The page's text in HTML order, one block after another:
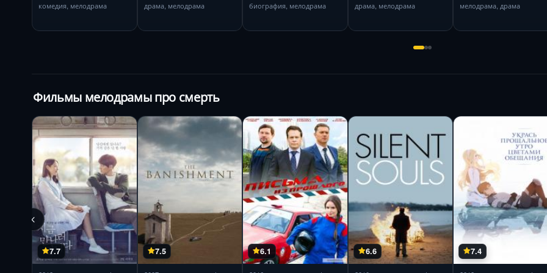
комедия, мелодрама драма, мелодрама биография, мелодрама драма, мелодрама мелодрама, драма
Фильмы мелодрамы про смерть
7.7 7.5 6.1 6.6 7.4